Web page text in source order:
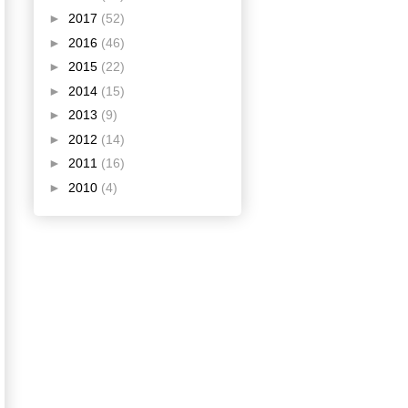
► 2017 (52)
► 2016 (46)
► 2015 (22)
► 2014 (15)
► 2013 (9)
► 2012 (14)
► 2011 (16)
► 2010 (4)